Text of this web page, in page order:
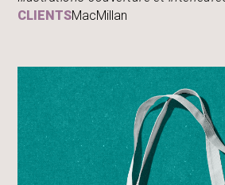
CLIENTSMacMillan